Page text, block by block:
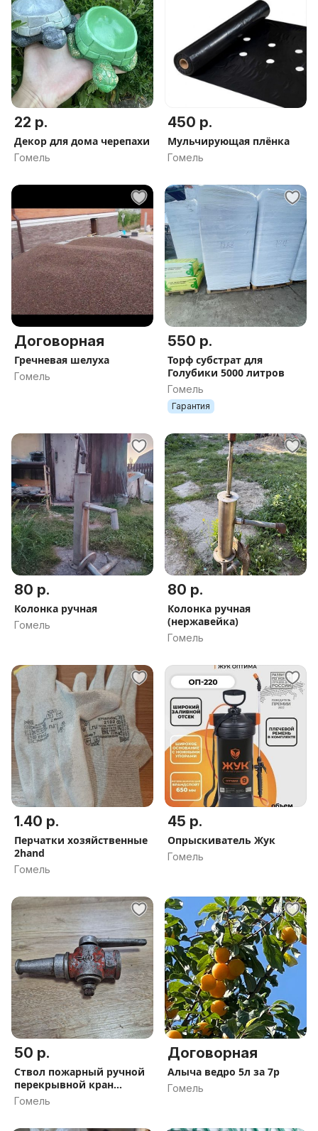
22 р.
Декор для дома черепахи
Гомель
450 р.
Мульчирующая плёнка
Гомель
Договорная
Гречневая шелуха
Гомель
550 р.
Торф субстрат для
Голубики 5000 литров
Гомель
Гарантия
80 р.
Колонка ручная
Гомель
80 р.
Колонка ручная
(нержавейка)
Гомель
1.40 р.
Перчатки хозяйственные
2hand
Гомель
45 р.
Опрыскиватель Жук
Гомель
50 р.
Ствол пожарный ручной
перекрывной кран
брансбойт
Гомель
Договорная
Алыча ведро 5л за 7р
Гомель